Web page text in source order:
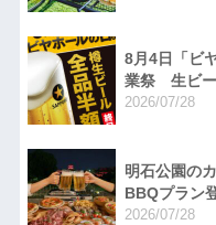
8月4日「ビ
業祭 生ビ
2026/07/28
明石公園の
BBQプラン
2026/07/28